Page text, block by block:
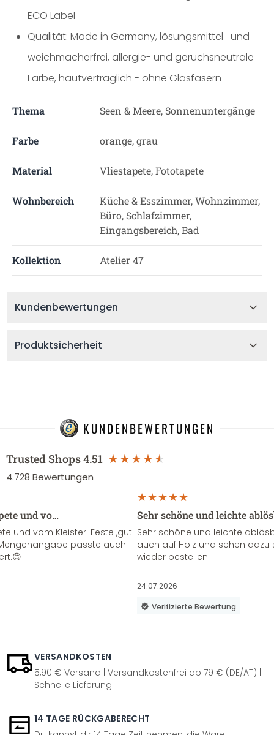
ECO Label
Qualität: Made in Germany, lösungsmittel- und
weichmacherfrei, allergie- und geruchsneutrale
Farbe, hautverträglich - ohne Glasfasern
Thema Seen & Meere, Sonnenuntergänge
Farbe orange, grau
Material Vliestapete, Fototapete
Wohnbereich
Küche & Esszimmer, Wohnzimmer,
Büro, Schlafzimmer,
Eingangsbereich, Bad
Kollektion Atelier 47
Kundenbewertungen
Produktsicherheit
KUNDENBEWERTUNGEN
Trusted Shops4.51
4.728 Bewertungen
und vo…
und vom Kleister. Feste ,gut
passte auch.
Sehr schöne und leichte
Sehr schöne und leichte
auch auf Holz und sehen
wieder bestellen.
24.07.2026
Verifizierte Bewertung
VERSANDKOSTEN
5,90 € Versand | Versandkostenfrei ab 79 € (DE/AT) |
Schnelle Lieferung
14 TAGE RÜCKGABERECHT